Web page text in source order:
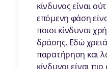
κίνδυνος είναι
επόμενη φάση
ποιοι κίνδυνοι
δράσης. Εδώ
παρατήρηση και
κίνδυνοι είναι